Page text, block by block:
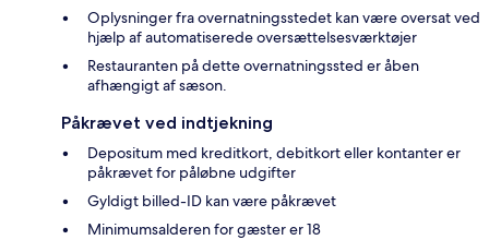
Oplysninger fra overnatningsstedet kan være oversat ved
hjælp af automatiserede oversættelsesværktøjer
Restauranten på dette overnatningssted er åben
afhængigt af sæson.
Påkrævet ved indtjekning
Depositum med kreditkort, debitkort eller kontanter er
påkrævet for påløbne udgifter
Gyldigt billed-ID kan være påkrævet
Minimumsalderen for gæster er 18